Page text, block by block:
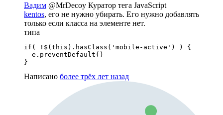
Вадим @MrDecoy Куратор тега JavaScript
kentos, его не нужно убирать. Его нужно добавлять
только если класса на элементе нет.
типа
if( !$(this).hasClass('mobile-active') ) {
  e.preventDefault()
}
Написано более трёх лет назад